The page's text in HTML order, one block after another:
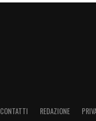
CONTATTI REDAZIONE